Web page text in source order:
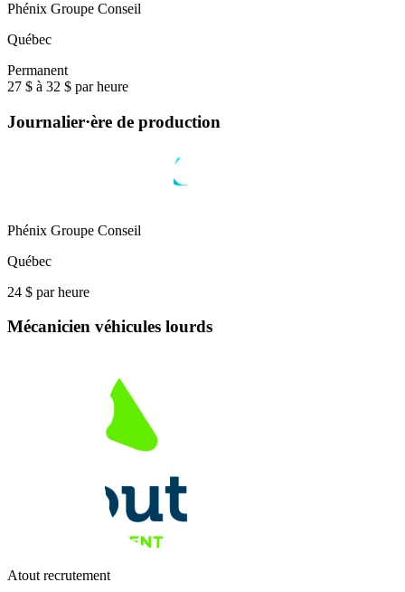
Phénix Groupe Conseil
Québec
Permanent
27 $ à 32 $ par heure
Journalier·ère de production
Phénix Groupe Conseil
Québec
24 $ par heure
Mécanicien véhicules lourds
Atout recrutement